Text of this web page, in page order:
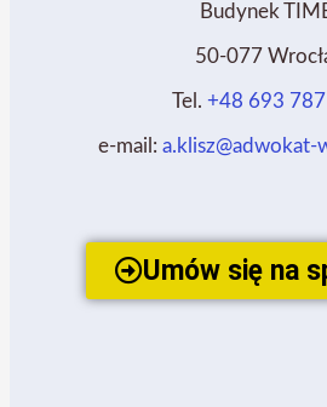
Budynek
50-077
Tel. +48 693
e-mail: a.klisz@adwokat-
Umów się na